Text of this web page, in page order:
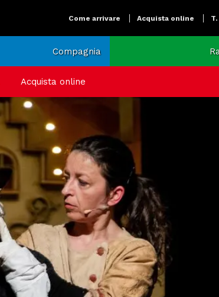
Come arrivare Acquista online
Compagnia
Acquista online